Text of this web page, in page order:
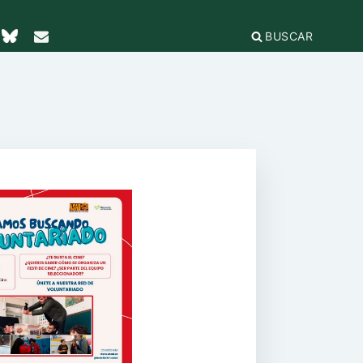
BUSCAR
COORDINADORA
por la solidaridad
la ciudadanía global
EL
Feminista
Antiacoso
de
y
de Compras
igualdad